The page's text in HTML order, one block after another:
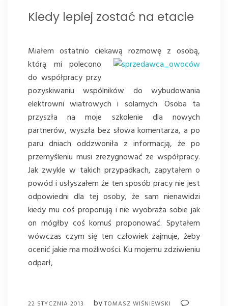
Kiedy lepiej zostać na etacie
Miałem ostatnio ciekawą rozmowę z osobą,
którą mi polecono
do współpracy przy
pozyskiwaniu wspólników do wybudowania
elektrowni wiatrowych i solarnych. Osoba ta
przyszła na moje szkolenie dla nowych
partnerów, wyszła bez słowa komentarza, a po
paru dniach oddzwoniła z informacją, że po
przemyśleniu musi zrezygnować ze współpracy.
Jak zwykle w takich przypadkach, zapytałem o
powód i usłyszałem że ten sposób pracy nie jest
odpowiedni dla tej osoby, że sam nienawidzi
kiedy mu coś proponują i nie wyobraża sobie jak
on mógłby coś komuś proponować. Spytałem
wówczas czym się ten człowiek zajmuje, żeby
ocenić jakie ma możliwości. Ku mojemu zdziwieniu
odparł,